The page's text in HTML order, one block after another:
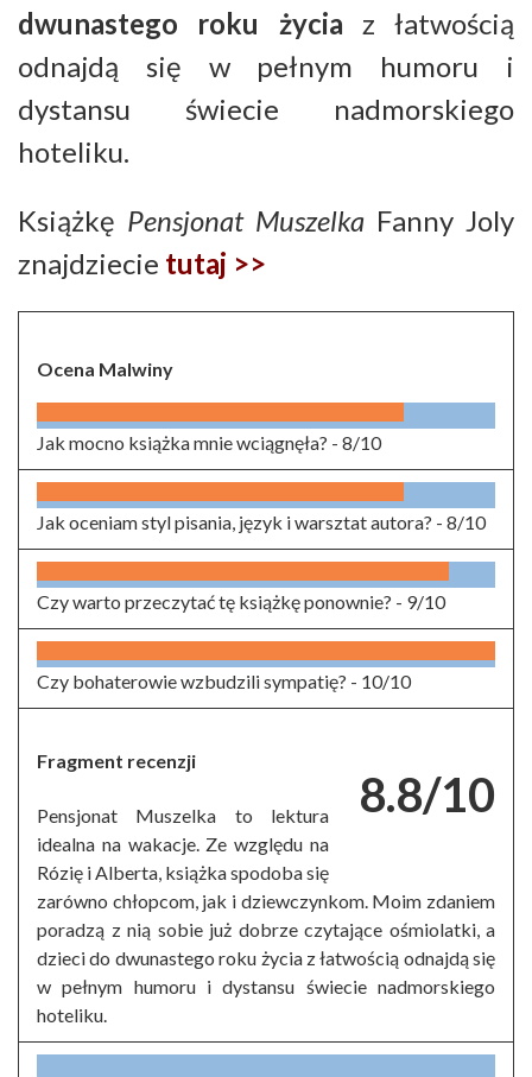
dwunastego roku życia z łatwością
odnajdą się w pełnym humoru i
dystansu świecie nadmorskiego
hoteliku.
Książkę Pensjonat Muszelka Fanny Joly
znajdziecie tutaj >>
Ocena Malwiny
Jak mocno książka mnie wciągnęła? - 8/10
Jak oceniam styl pisania, język i warsztat autora? - 8/10
Czy warto przeczytać tę książkę ponownie? - 9/10
Czy bohaterowie wzbudzili sympatię? - 10/10
8.8/10
Fragment recenzji
Pensjonat Muszelka to lektura
idealna na wakacje. Ze względu na
Rózię i Alberta, książka spodoba się
zarówno chłopcom, jak i dziewczynkom. Moim zdaniem
poradzą z nią sobie już dobrze czytające ośmiolatki, a
dzieci do dwunastego roku życia z łatwością odnajdą się
w pełnym humoru i dystansu świecie nadmorskiego
hoteliku.